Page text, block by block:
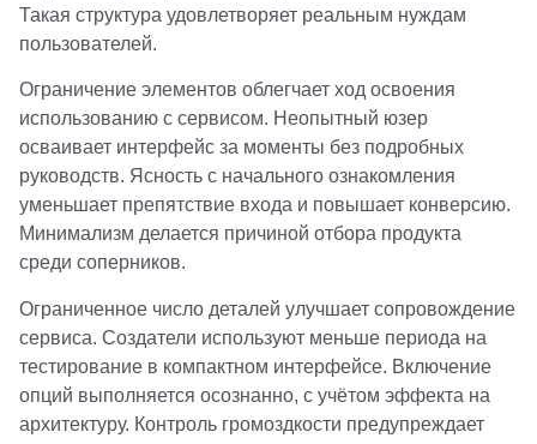
Такая структура удовлетворяет реальным нуждам
пользователей.
Ограничение элементов облегчает ход освоения
использованию с сервисом. Неопытный юзер
осваивает интерфейс за моменты без подробных
руководств. Ясность с начального ознакомления
уменьшает препятствие входа и повышает конверсию.
Минимализм делается причиной отбора продукта
среди соперников.
Ограниченное число деталей улучшает сопровождение
сервиса. Создатели используют меньше периода на
тестирование в компактном интерфейсе. Включение
опций выполняется осознанно, с учётом эффекта на
архитектуру. Контроль громоздкости предупреждает